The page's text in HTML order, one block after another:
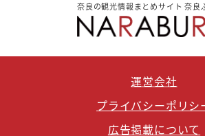
奈良の観光情報まとめサイト 奈良
運営会社
プライバシーポリシ
広告掲載について